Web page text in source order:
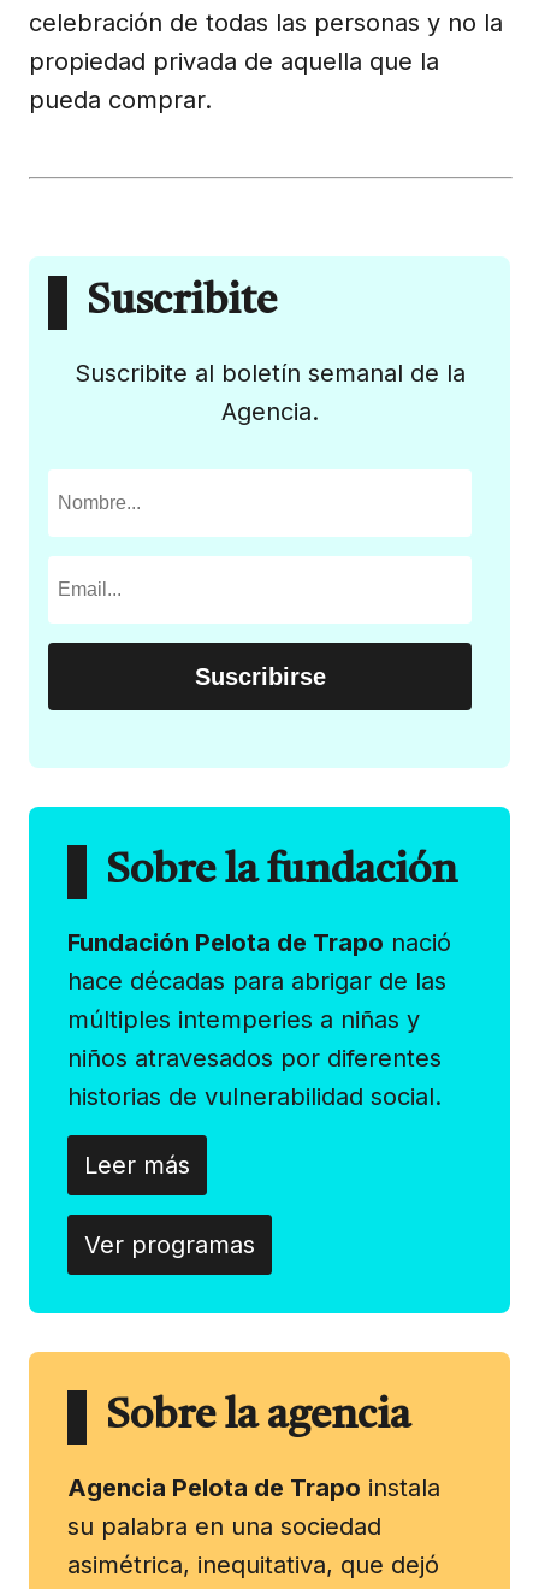
celebración de todas las personas y no la
propiedad privada de aquella que la
pueda comprar.
Suscribite
Suscribite al boletín semanal de la
Agencia.
Sobre la fundación
Fundación Pelota de Trapo nació
hace décadas para abrigar de las
múltiples intemperies a niñas y
niños atravesados por diferentes
historias de vulnerabilidad social.
Leer más
Ver programas
Sobre la agencia
Agencia Pelota de Trapo instala
su palabra en una sociedad
asimétrica, inequitativa, que dejó